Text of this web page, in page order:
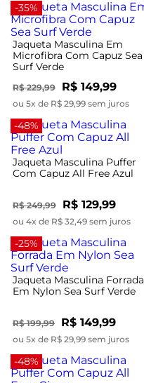
-35%
Jaqueta Masculina Em
Microfibra Com Capuz Sea
Surf Verde
R$ 229,99 R$ 149,99
ou 5x de R$ 29,99 sem juros
-48%
Jaqueta Masculina Puffer
Com Capuz All Free Azul
R$ 249,99 R$ 129,99
ou 4x de R$ 32,49 sem juros
-25%
Jaqueta Masculina Forrada
Em Nylon Sea Surf Verde
R$ 199,99 R$ 149,99
ou 5x de R$ 29,99 sem juros
-48%